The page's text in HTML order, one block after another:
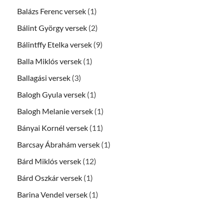
Balázs Ferenc versek (1)
Bálint György versek (2)
Bálintffy Etelka versek (9)
Balla Miklós versek (1)
Ballagási versek (3)
Balogh Gyula versek (1)
Balogh Melanie versek (1)
Bányai Kornél versek (11)
Barcsay Ábrahám versek (1)
Bárd Miklós versek (12)
Bárd Oszkár versek (1)
Barina Vendel versek (1)